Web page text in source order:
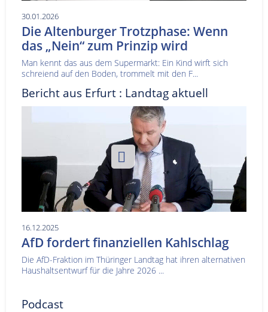
30.01.2026
Die Altenburger Trotzphase: Wenn
das „Nein“ zum Prinzip wird
Man kennt das aus dem Supermarkt: Ein Kind wirft sich
schreiend auf den Boden, trommelt mit den F...
Bericht aus Erfurt : Landtag aktuell
16.12.2025
AfD fordert finanziellen Kahlschlag
Die AfD-Fraktion im Thüringer Landtag hat ihren alternativen
Haushaltsentwurf für die Jahre 2026 ...
Podcast